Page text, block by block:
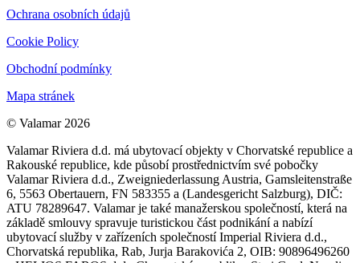
Ochrana osobních údajů
Cookie Policy
Obchodní podmínky
Mapa stránek
© Valamar 2026
Valamar Riviera d.d. má ubytovací objekty v Chorvatské republice a
Rakouské republice, kde působí prostřednictvím své pobočky
Valamar Riviera d.d., Zweigniederlassung Austria, Gamsleitenstraße
6, 5563 Obertauern, FN 583355 a (Landesgericht Salzburg), DIČ:
ATU 78289647. Valamar je také manažerskou společností, která na
základě smlouvy spravuje turistickou část podnikání a nabízí
ubytovací služby v zařízeních společností Imperial Riviera d.d.,
Chorvatská republika, Rab, Jurja Barakovića 2, OIB: 90896496260